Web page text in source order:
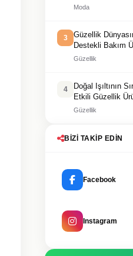
Moda
3
Güzellik
Destekli Bakım
Güzellik
4
Doğal Işıltının
Etkili Güzellik
Güzellik
BIZI TAKIP EDIN
Facebook
Instagram